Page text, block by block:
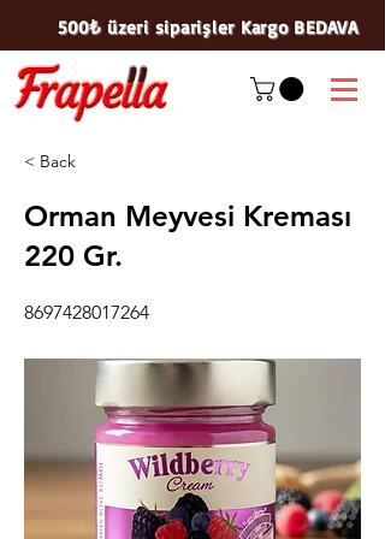
500₺ üzeri siparişler Kargo BEDAVA
< Back
Orman Meyvesi Kreması
220 Gr.
8697428017264